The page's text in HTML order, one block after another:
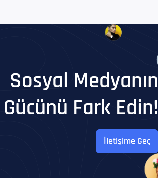
Sosyal Medyanın
Gücünü Fark Edin!
İletişime Geç